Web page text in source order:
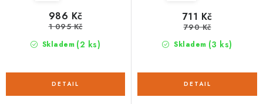
Skladem (2 ks)
986 Kč
1 095 Kč
Skladem (3 ks)
711 Kč
790 Kč